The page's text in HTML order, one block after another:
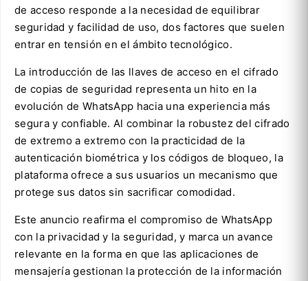
de acceso responde a la necesidad de equilibrar
seguridad y facilidad de uso, dos factores que suelen
entrar en tensión en el ámbito tecnológico.
La introducción de las llaves de acceso en el cifrado
de copias de seguridad representa un hito en la
evolución de WhatsApp hacia una experiencia más
segura y confiable. Al combinar la robustez del cifrado
de extremo a extremo con la practicidad de la
autenticación biométrica y los códigos de bloqueo, la
plataforma ofrece a sus usuarios un mecanismo que
protege sus datos sin sacrificar comodidad.
Este anuncio reafirma el compromiso de WhatsApp
con la privacidad y la seguridad, y marca un avance
relevante en la forma en que las aplicaciones de
mensajería gestionan la protección de la información